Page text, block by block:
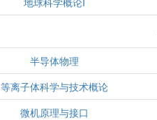
半导体物理
等离子体科学与技术概论
微机原理与接口